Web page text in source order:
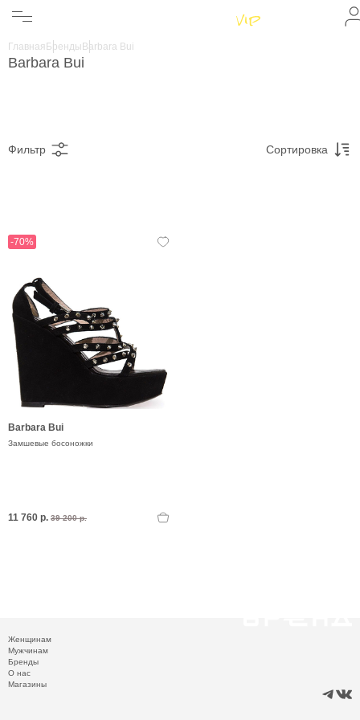
Главная Бренды Barbara Bui
Barbara Bui
Фильтр Сортировка
-70%
Barbara Bui
Замшевые босоножки
11 760 р. 39 200 р.
Женщинам
Мужчинам
Бренды
О нас
Магазины